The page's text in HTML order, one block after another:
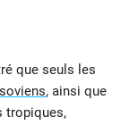
que seuls les
, ainsi que
tropiques,